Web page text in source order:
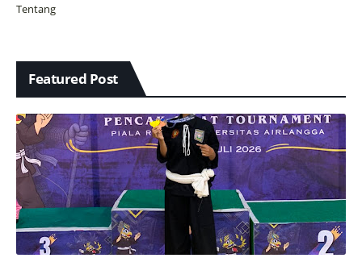
Tentang
Featured Post